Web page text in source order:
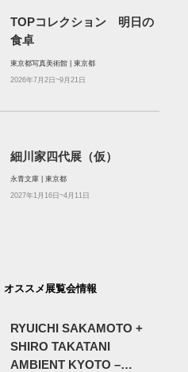
TOPコレクション 明日の
食卓
東京都写真美術館 | 東京都
2026年7月2日~9月21日
細川家四代展（仮）
永青文庫 | 東京都
2027年1月16日~4月11日
オススメ展覧会情報
RYUICHI SAKAMOTO +
SHIRO TAKATANI
AMBIENT KYOTO –